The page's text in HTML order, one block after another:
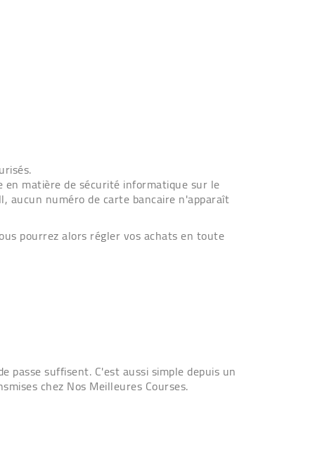
en matière de sécurité informatique sur le
aucun numéro de carte bancaire n'apparaît
pourrez alors régler vos achats en toute
suffisent. C'est aussi simple depuis un
chez Nos Meilleures Courses.